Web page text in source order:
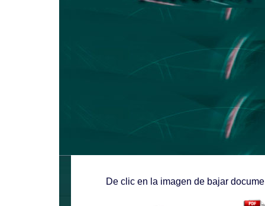
De clic en la imagen de bajar